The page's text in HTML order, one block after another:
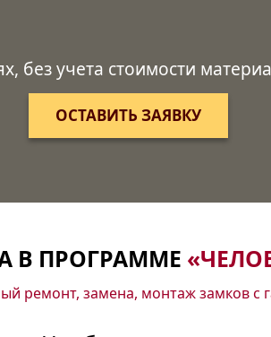
без учета стоимости
ОСТАВИТЬ ЗАЯВКУ
В ПРОГРАММЕ
ремонт, замена, монтаж замков с